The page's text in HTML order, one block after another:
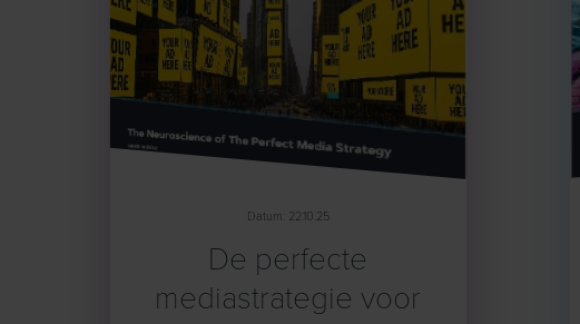
Datum: 22.10.25
De perfecte
mediastrategie voor